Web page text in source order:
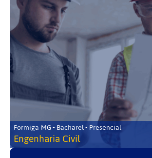
Formiga-MG • Bacharel • Presencial
Engenharia Civil